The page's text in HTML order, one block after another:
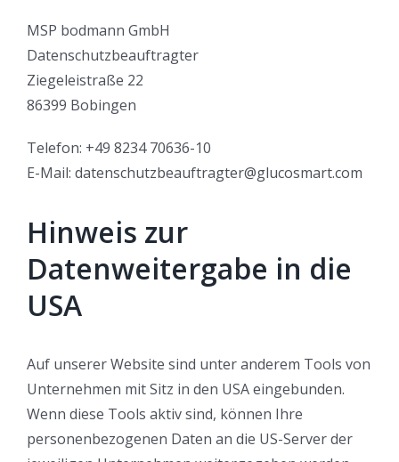
MSP bodmann GmbH
Datenschutzbeauftragter
Ziegeleistraße 22
86399 Bobingen
Telefon: +49 8234 70636-10
E-Mail: datenschutzbeauftragter@glucosmart.com
Hinweis zur
Datenweitergabe in die
USA
Auf unserer Website sind unter anderem Tools von
Unternehmen mit Sitz in den USA eingebunden.
Wenn diese Tools aktiv sind, können Ihre
personenbezogenen Daten an die US-Server der